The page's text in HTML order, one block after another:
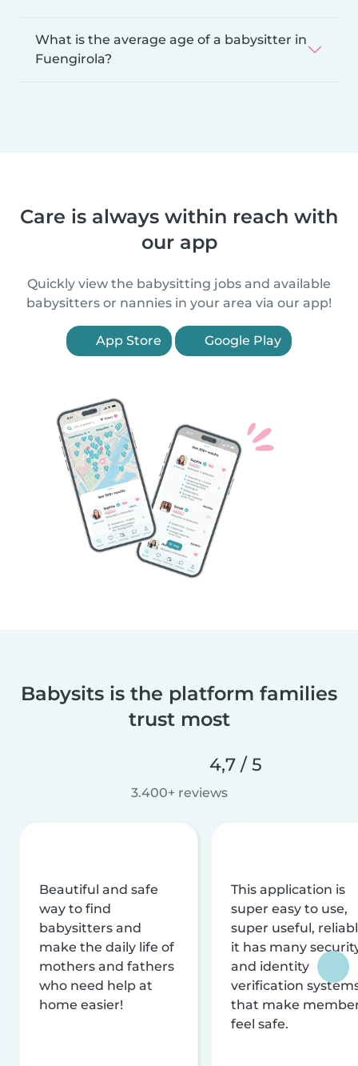
What is the average age of a babysitter in
Fuengirola?
Care is always within reach with
our app
Quickly view the babysitting jobs and available
babysitters or nannies in your area via our app!
App Store Google Play
Babysits is the platform families
trust most
4,7 / 5
3.400+ reviews
Beautiful and safe
way to find
babysitters and
make the daily life of
mothers and fathers
who need help at
home easier!
This application is
super easy to use,
super useful,
it has many
and identity
verification
that make
feel safe.